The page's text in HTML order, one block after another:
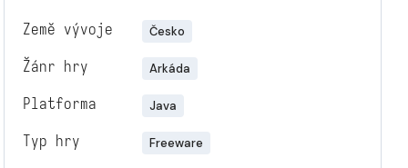
Země vývoje Česko
Žánr hry Arkáda
Platforma Java
Typ hry Freeware